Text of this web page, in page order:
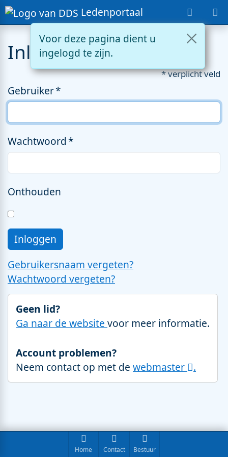
Ledenportaal
Voor deze pagina dient u
ingelogd te zijn.
Inloggen
* verplicht veld
Gebruiker
Wachtwoord
Onthouden
Gebruikersnaam vergeten?
Wachtwoord vergeten?
Geen lid?
Ga naar de website voor meer informatie.
Account problemen?
Neem contact op met de webmaster .
Home Contact Bestuur